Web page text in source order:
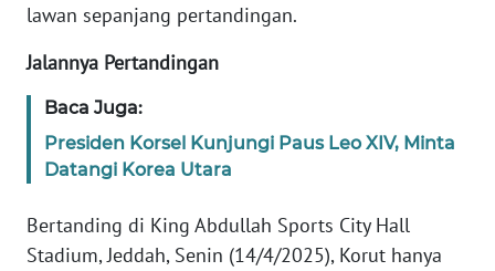
lawan sepanjang pertandingan.
Jalannya Pertandingan
Baca Juga:
Presiden Korsel Kunjungi Paus Leo XIV, Minta
Datangi Korea Utara
Bertanding di King Abdullah Sports City Hall
Stadium, Jeddah, Senin (14/4/2025), Korut hanya
KAMI
INFO
IKLAN
KAMI